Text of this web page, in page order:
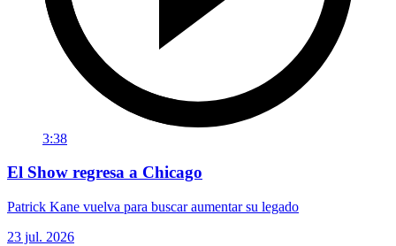
3:38
El Show regresa a Chicago
Patrick Kane vuelva para buscar aumentar su legado
23 jul. 2026